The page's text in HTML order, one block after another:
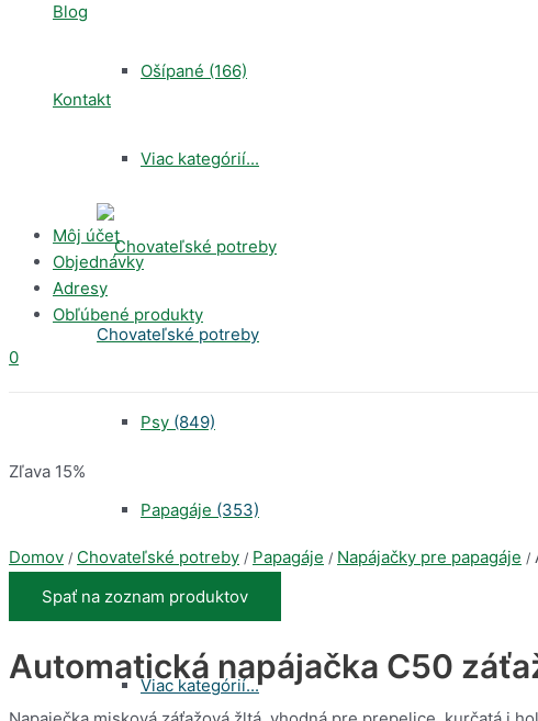
Ošípané (166)
Viac kategórií...
Chovateľské potreby
Psy (849)
Papagáje (353)
Mačky (464)
Viac kategórií...
Blog
Kontakt
Môj účet
Objednávky
Adresy
Obľúbené produkty
0
Zľava 15%
Domov / Chovateľské potreby / Papagáje / Napájačky pre papagáje /
Spať na zoznam produktov
Automatická napájačka C50